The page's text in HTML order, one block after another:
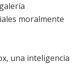
moralmente
una inteligencia